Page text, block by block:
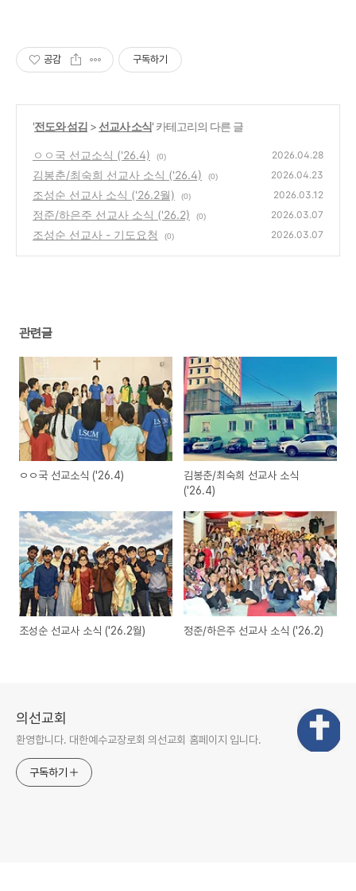
공감 구독하기
'전도와 섬김 >선교사 소식' 카테고리의 다른 글
ㅇㅇ국 선교소식 ('26.4) (0) 2026.04.28
김봉춘/최숙희 선교사 소식 ('26.4) (0) 2026.04.23
조성순 선교사 소식 ('26.2월) (0) 2026.03.12
정준/하은주 선교사 소식 ('26.2) (0) 2026.03.07
조성순 선교사 - 기도요청 (0) 2026.03.07
관련글
ㅇㅇ국 선교소식 ('26.4)
김봉춘/최숙희 선교사 소식
('26.4)
조성순 선교사 소식 ('26.2월) 정준/하은주 선교사 소식 ('26.2)
의선교회
환영합니다. 대한예수교장로회 의선교회 홈페이지 입니다.
구독하기